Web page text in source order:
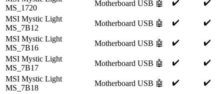
MS_1720
Motherboard USB 🤖 ✔️
✔️
MSI Mystic Light
MS_7B12
Motherboard USB 🤖 ✔️
✔️
MSI Mystic Light
MS_7B16
Motherboard USB 🤖 ✔️
✔️
MSI Mystic Light
MS_7B17
Motherboard USB 🤖 ✔️
✔️
MSI Mystic Light
MS_7B18
Motherboard USB 🤖 ✔️
✔️